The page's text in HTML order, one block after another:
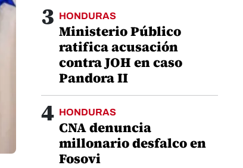
3 HONDURAS
Ministerio Público
ratifica acusación
contra JOH en caso
Pandora II
4 HONDURAS
CNA denuncia
millonario desfalco en
Fosovi